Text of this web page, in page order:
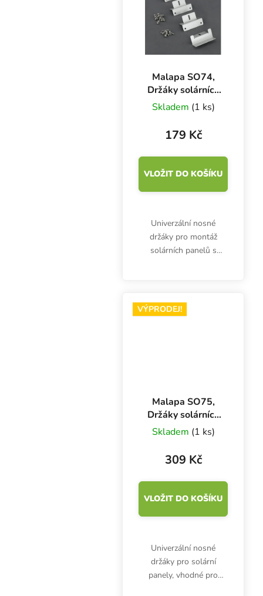
pomocí...
Malapa SO74,
Držáky solárních
panelů, materiál
hliník
Skladem (1 ks)
179 Kč
VLOŽIT DO KOŠÍKU
Univerzální nosné
držáky pro montáž
solárních panelů s
hliníku a podepřou
panely v optimální výšce
VÝPRODEJ!
Malapa SO75,
Držáky solárních
panelů, materiál
hliník
Skladem (1 ks)
309 Kč
VLOŽIT DO KOŠÍKU
Univerzální nosné
držáky pro solární
panely, vhodné pro